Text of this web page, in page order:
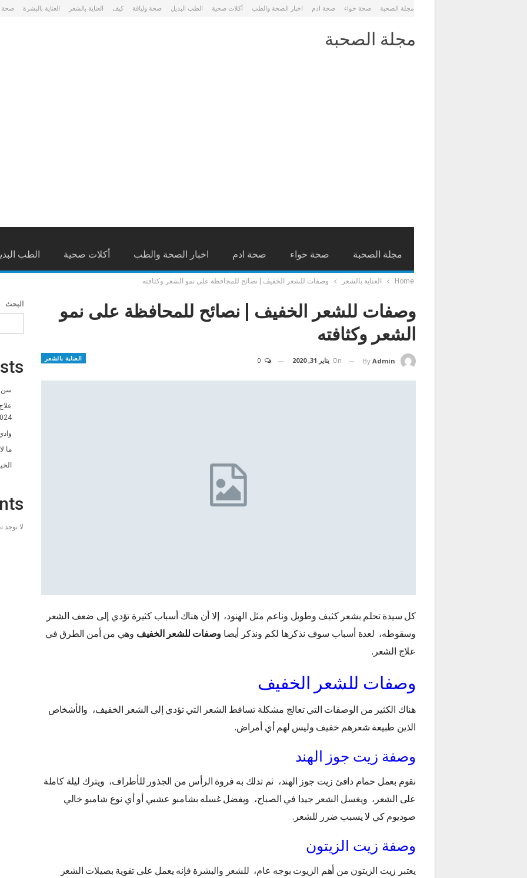
مجلة الصحبة صحة حواء صحة ادم اخبار الصحة والطب أكلات صحية الطب البديل صحة ولياقة كيف العناية بالشعر العناية بالبشرة صحة
مجلة الصحبة
مجلة الصحبة صحة حواء صحة ادم اخبار الصحة والطب أكلات صحية الطب
Home العناية بالشعر وصفات للشعر الخفيف | نصائح للمحافظة على نمو الشعر وكثافته
وصفات للشعر الخفيف | نصائح للمحافظة على نمو
الشعر وكثافته
العناية بالشعر By Admin
On يناير 31, 2020
كل سيدة تحلم بشعر كثيف وطويل وناعم مثل الهنود، إلا أن هناك أسباب كثيرة تؤدي إلى ضعف الشعر
وسقوطه، لعدة أسباب سوف نذكرها لكم ونذكر أيضا وصفات للشعر الخفيف وهي من أمن الطرق في
علاج الشعر.
وصفات للشعر الخفيف
هناك الكثير من الوصفات التي تعالج مشكلة تساقط الشعر التي تؤدي إلى الشعر الخفيف، والأشخاص
الذين طبيعة شعرهم خفيف وليس لهم أي أمراض.
وصفة زيت جوز الهند
نقوم بعمل حمام دافئ زيت جوز الهند، ثم تدلك به فروة الرأس من الجذور للأطراف، ويترك ليلة كاملة
على الشعر، ويغسل الشعر جيدا في الصباح، ويفضل غسله بشامبو عشبي أو أي نوع شامبو خالي
صوديوم كي لا يسبب ضرر للشعر.
وصفة زيت الزيتون
يعتبر زيت الزيتون من أهم الزيوت بوجه عام، للشعر والبشرة فإنه يعمل على تقوية بصيلات الشعر
البحث
سن
ما
لا